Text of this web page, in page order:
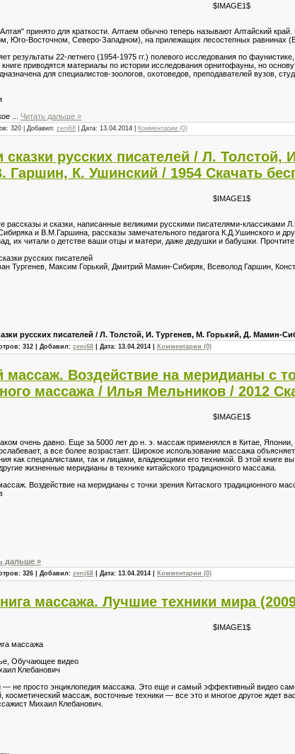
$IMAGE1$
принято для краткости. Алтаем обычно теперь называют Алтайский
Юго-Восточном, Северо-Западном), на прилежащих лесостепных равнинах
результаты 22-летнего (1954-1975 гг.) полевого исследования по
книге приводятся материалы по истории исследования орнитофауны, но
для специалистов-зоологов, охотоведов, преподавателей вузов,
Читать дальше »
320 | Добавил: zenj68 | Дата: 13.04.2014 Комментарии (0)
сказки русских писателей / Л.
Гаршин, К. Ушинский / 1954 Скачать
$IMAGE1$
рассказы и сказки, написанные великими русскими писателями-
и В.М.Гаршина, рассказы замечательного педагога К.Д.Ушинского и
их читали о детстве ваши отцы и матери, даже дедушки и бабушки.
русских писателей
Тургенев, Максим Горький, Дмитрий Мамин-Сибиряк, Всеволод Гаршин,
русских писателей / Л. Толстой, И. Тургенев, М. Горький, Д. Мамин-
312 | Добавил: zenj68 | Дата: 13.04.2014 Комментарии (0)
Воздействие на меридианы с
массажа / Илья Мельников / 2012
$IMAGE1$
очень давно. Еще за 5000 лет до н. э. массаж применялся в Китае, Японии,
а все более возрастает. Широкое использование массажа
как специалистами, так и лицами, владеющими его техникой. В этой книге
жизненные меридианы в технике китайского традиционного массажа.
Воздействие на меридианы с точки зрения Китаского традиционного
дальше »
326 | Добавил: zenj68 | Дата: 13.04.2014 Комментарии (0)
массажа. Лучшие техники мира
$IMAGE1$
массажа
Обучающее видео
Клебанович
не просто энциклопедия массажа. Это еще и самый эффективный видео
косметический массаж, восточные техники — все это и многое другое ждет
Михаил Клебанович.